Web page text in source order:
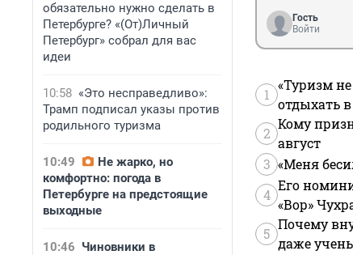
обязательно нужно сделать в
Петербурге? «(От)Личный
Петербург» собрал для вас
идеи
10:58 «Это несправедливо»:
Трамп подписал указы против
родильного туризма
10:49
Не жарко, но
комфортно: погода в
Петербурге на предстоящие
выходные
10:46 Чиновники в
Гость
Войти
1
«Туризм
отдыхать в
2
Кому
август
3 «Меня
4
Его
«Вор»
5
Почему
даже